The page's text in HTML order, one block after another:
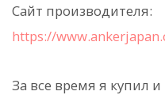
Сайт производителя:
https://
За все время я купил